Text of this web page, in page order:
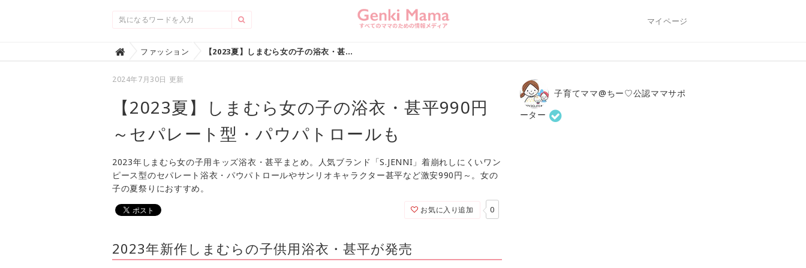
マイページ
Homeファッション 【2023夏】しまむら女の子の浴衣・甚平990円～セパレート型・パウパトロールも
2024年7月30日 更新
【2023夏】しまむら女の子の浴衣・甚平990円
～セパレート型・パウパトロールも
2023年しまむら女の子用キッズ浴衣・甚平まとめ。人気ブランド「S.JENNI」着崩れしにくいワン
ピース型のセパレート浴衣・パウパトロールやサンリオキャラクター甚平など激安990円～。女の
子の夏祭りにおすすめ。
お気に入り追加 0
2023年新作しまむらの子供用浴衣・甚平が発売
子育てママ@ちー♡公認ママサポ
ーター